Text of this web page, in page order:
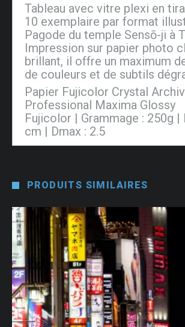
Tableau avec vitre plexi en
10 exemplaire par format
Pagode du temple Sensō-ji à
Impression sur papier photo
brillant, il offre un maximum
de couleurs et de subtils
Papier Fujicolor Crystal
Professional Maxima Glossy
Fujicolor | Grammage : 250g |
cm | Dmax : 2.5
PRODUITS SIMILAIRES